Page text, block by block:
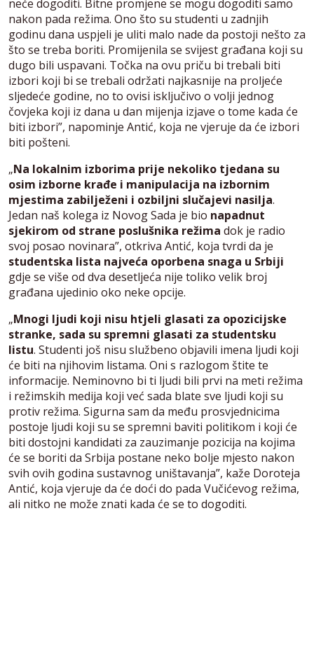
neće dogoditi. Bitne promjene se mogu dogoditi samo
nakon pada režima. Ono što su studenti u zadnjih
godinu dana uspjeli je uliti malo nade da postoji nešto za
što se treba boriti. Promijenila se svijest građana koji su
dugo bili uspavani. Točka na ovu priču bi trebali biti
izbori koji bi se trebali održati najkasnije na proljeće
sljedeće godine, no to ovisi isključivo o volji jednog
čovjeka koji iz dana u dan mijenja izjave o tome kada će
biti izbori”, napominje Antić, koja ne vjeruje da će izbori
biti pošteni.
„Na lokalnim izborima prije nekoliko tjedana su
osim izborne krađe i manipulacija na izbornim
mjestima zabilježeni i ozbiljni slučajevi nasilja.
Jedan naš kolega iz Novog Sada je bio napadnut
sjekirom od strane poslušnika režima dok je radio
svoj posao novinara”, otkriva Antić, koja tvrdi da je
studentska lista najveća oporbena snaga u Srbiji
gdje se više od dva desetljeća nije toliko velik broj
građana ujedinio oko neke opcije.
„Mnogi ljudi koji nisu htjeli glasati za opozicijske
stranke, sada su spremni glasati za studentsku
listu. Studenti još nisu službeno objavili imena ljudi koji
će biti na njihovim listama. Oni s razlogom štite te
informacije. Neminovno bi ti ljudi bili prvi na meti režima
i režimskih medija koji već sada blate sve ljudi koji su
protiv režima. Sigurna sam da među prosvjednicima
postoje ljudi koji su se spremni baviti politikom i koji će
biti dostojni kandidati za zauzimanje pozicija na kojima
će se boriti da Srbija postane neko bolje mjesto nakon
svih ovih godina sustavnog uništavanja”, kaže Doroteja
Antić, koja vjeruje da će doći do pada Vučićevog režima,
ali nitko ne može znati kada će se to dogoditi.